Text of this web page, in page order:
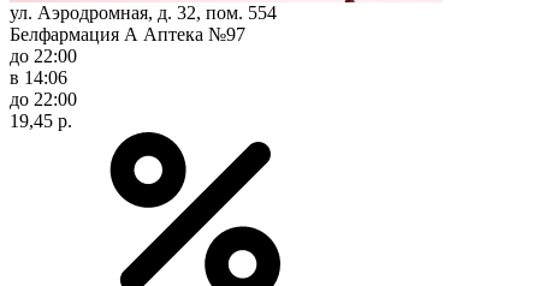
ул. Аэродромная, д. 32, пом. 554
Белфармация А Аптека №97
до 22:00
в 14:06
до 22:00
19,45 р.